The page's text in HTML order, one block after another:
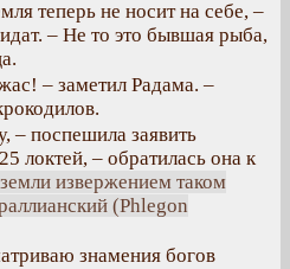
теперь не носит на себе, –
– Не то это бывшая рыба,
– заметил Радама. –
– поспешила заявить
локтей, – обратилась она к
извержением таком
(Phlegon
знамения богов